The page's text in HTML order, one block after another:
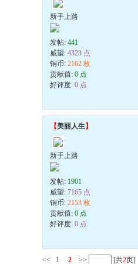
新手上路
发帖: 441
威望: 4323 点
铜币: 2162 枚
贡献值: 0 点
好评度: 0 点
【美丽人生】
新手上路
发帖: 1901
威望: 7165 点
铜币: 2153 枚
贡献值: 0 点
好评度: 0 点
<< 1 2 >> [共2页]